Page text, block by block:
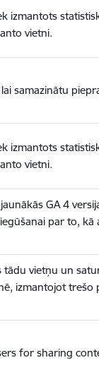
izmantots
vietni.
samazinātu
izmantots
vietni.
GA 4
par to, kā
tādu vietņu un
izmantojot trešo
for sharing